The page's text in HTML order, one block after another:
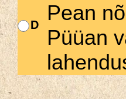
D
Pean
Püüan